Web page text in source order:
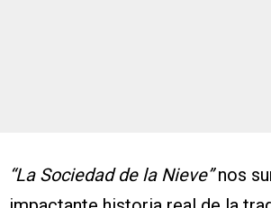
“La Sociedad de la Nieve”nos